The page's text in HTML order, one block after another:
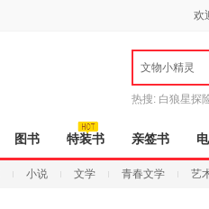
欢
文物小精灵
热搜: 白狼星探
图书 特装书 亲签书
小说 文学 青春文学 艺